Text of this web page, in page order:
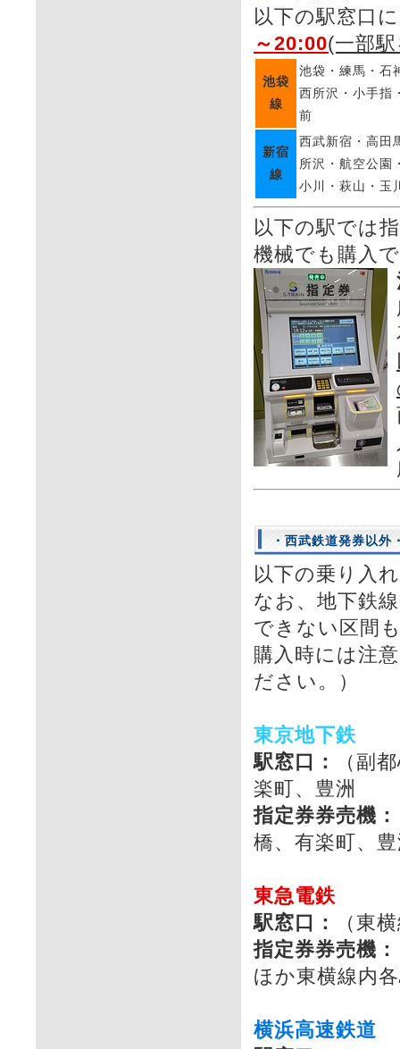
以下の駅窓口
～20:00(一部
池袋
線
池袋・練馬・石
西所沢・小手指
前
新宿
線
西武新宿・高田
所沢・航空公園
小川・萩山・玉
以下の駅では
機械でも購入
・西武鉄道発券以外
以下の乗り入
なお、地下鉄
できない区間
購入時には注
ださい。）
東京地下鉄
駅窓口：
（副
楽町、豊洲
指定券券売機：
橋、有楽町、
東急電鉄
駅窓口：
（東
指定券券売機：
ほか東横線内
横浜高速鉄道